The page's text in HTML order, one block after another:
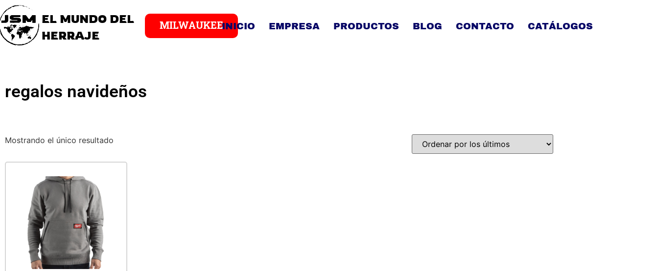
EL MUNDO DEL
HERRAJE
MILWAUKEEINICIO EMPRESA PRODUCTOS BLOG CONTACTO CATÁLOGOS
regalos navideños
Mostrando el único resultado